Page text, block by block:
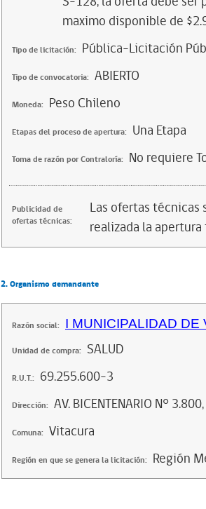
maximo disponible de
Tipo de licitación: Pública-Licitación
Tipo de convocatoria: ABIERTO
Moneda: Peso Chileno
Etapas del proceso de apertura: Una Etapa
Toma de razón por Contraloría: No requiere
Publicidad de
ofertas técnicas:
Las ofertas
realizada la
2. Organismo demandante
Razón social: I MUNICIPALIDAD DE
Unidad de compra: SALUD
R.U.T.: 69.255.600-3
Dirección: AV. BICENTENARIO N°
Comuna: Vitacura
Región en que se genera la licitación: Región